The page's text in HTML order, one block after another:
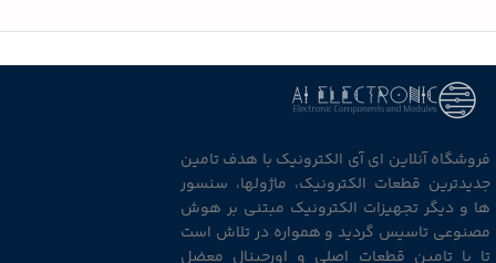
فروشگاه آنلاین ای آی الکترونیک با هدف تامین
جدیدترین قطعات الکترونیک، ماژولها، سنسور
ها و دیگر تجهیزات الکترونیک مبتنی بر هوش
مصنوعی تاسیس گردید و همواره در تلاش است
تا با تامین قطعات اصلی و اورجینال معضل